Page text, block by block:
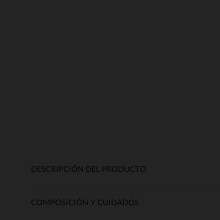
DESCRIPCIÓN DEL PRODUCTO
COMPOSICIÓN Y CUIDADOS